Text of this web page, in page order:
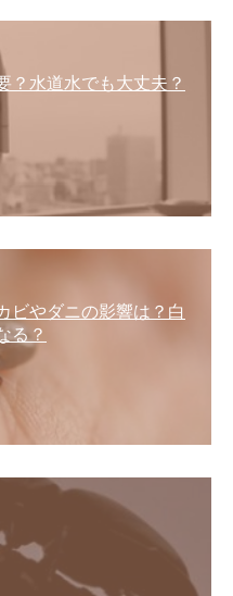
？水道水でも大丈夫？
ビやダニの影響は？白
る？